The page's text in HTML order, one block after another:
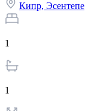
Кипр, Эсентепе
1
1